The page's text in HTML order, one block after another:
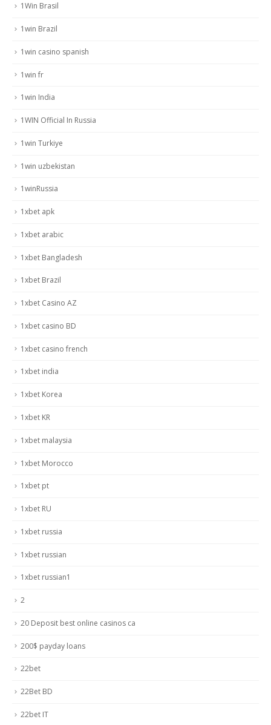
1Win Brasil
1win Brazil
1win casino spanish
1win fr
1win India
1WIN Official In Russia
1win Turkiye
1win uzbekistan
1winRussia
1xbet apk
1xbet arabic
1xbet Bangladesh
1xbet Brazil
1xbet Casino AZ
1xbet casino BD
1xbet casino french
1xbet india
1xbet Korea
1xbet KR
1xbet malaysia
1xbet Morocco
1xbet pt
1xbet RU
1xbet russia
1xbet russian
1xbet russian1
2
20 Deposit best online casinos ca
200$ payday loans
22bet
22Bet BD
22bet IT